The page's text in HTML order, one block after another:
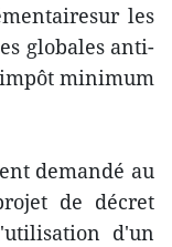
les
globales anti-
minimum
demandé au
de décret
d'un